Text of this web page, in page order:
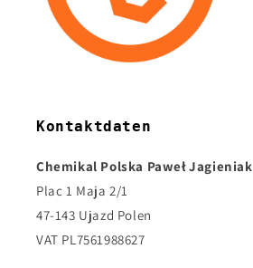
Kontaktdaten
Chemikal Polska Paweł Jagieniak
Plac 1 Maja 2/1
47-143 Ujazd Polen
VAT PL7561988627